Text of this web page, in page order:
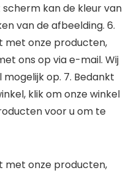
kan de kleur van
van de afbeelding. 6.
met onze producten,
ons op via e-mail. Wij
op. 7. Bedankt
klik om onze winkel
voor u om te
met onze producten,